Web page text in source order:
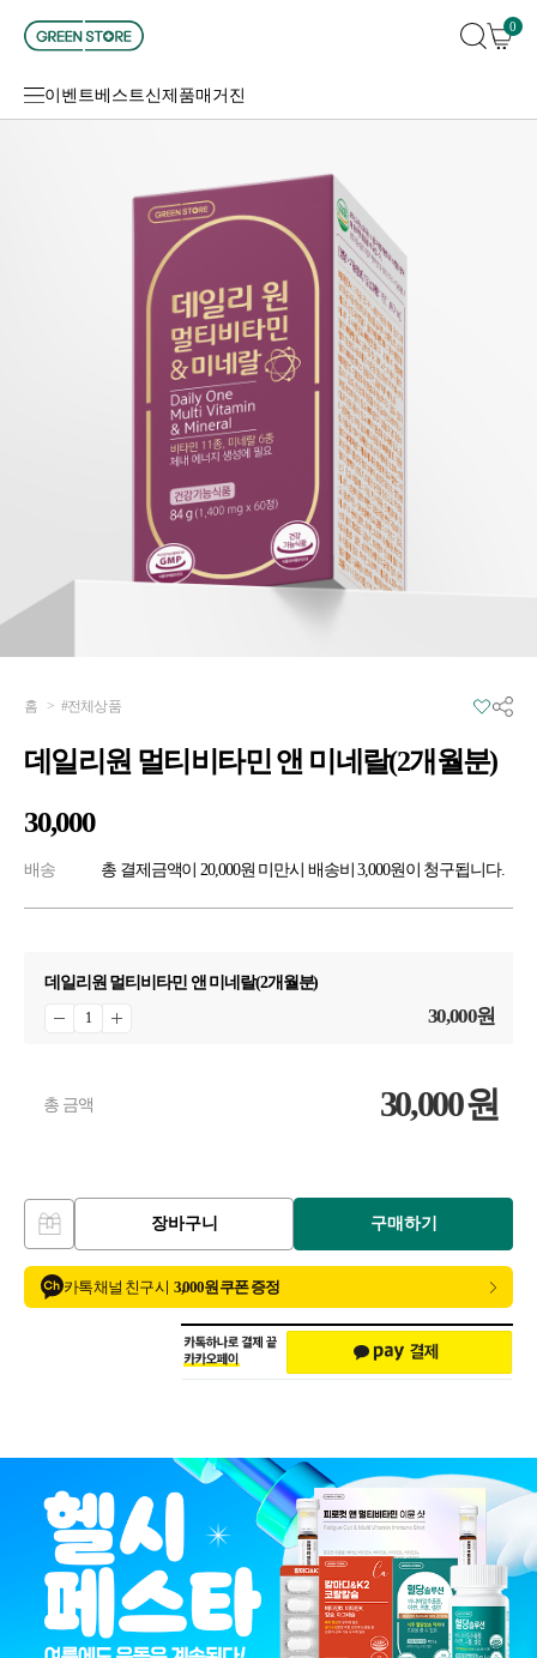
0
이벤트베스트 신제품매거진
홈 >#전체상품
데일리원 멀티비타민 앤 미네랄(2개월분)
30,000
배송 총 결제금액이 20,000원 미만시 배송비 3,000원이 청구됩니다.
데일리원 멀티비타민 앤 미네랄(2개월분)
30,000원
총 금액 30,000원
장바구니 구매하기
카톡 채널 친구 시 3,000원 쿠폰 증정